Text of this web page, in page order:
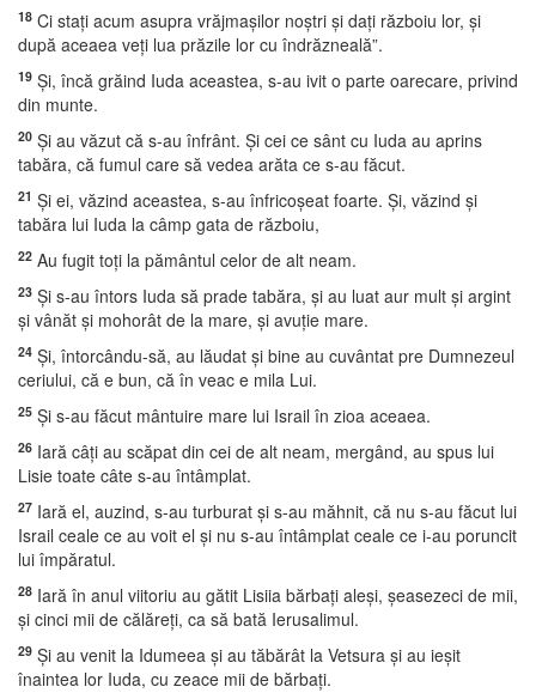
18 Ci staţi acum asupra vrăjmaşilor noştri şi daţi războiu lor, şi
după aceaea veţi lua prăzile lor cu îndrăzneală”.
19 Şi, încă grăind Iuda aceastea, s-au ivit o parte oarecare, privind
din munte.
20 Şi au văzut că s-au înfrânt. Şi cei ce sânt cu Iuda au aprins
tabăra, că fumul care să vedea arăta ce s-au făcut.
21 Şi ei, văzind aceastea, s-au înfricoşeat foarte. Şi, văzind şi
tabăra lui Iuda la câmp gata de războiu,
22 Au fugit toţi la pământul celor de alt neam.
23 Şi s-au întors Iuda să prade tabăra, şi au luat aur mult şi argint
şi vânăt şi mohorât de la mare, şi avuţie mare.
24 Şi, întorcându-să, au lăudat şi bine au cuvântat pre Dumnezeul
ceriului, că e bun, că în veac e mila Lui.
25 Şi s-au făcut mântuire mare lui Israil în zioa aceaea.
26 Iară câţi au scăpat din cei de alt neam, mergând, au spus lui
Lisie toate câte s-au întâmplat.
27 Iară el, auzind, s-au turburat şi s-au măhnit, că nu s-au făcut lui
Israil ceale ce au voit el şi nu s-au întâmplat ceale ce i-au poruncit
lui împăratul.
28 Iară în anul viitoriu au gătit Lisiia bărbaţi aleşi, şeasezeci de mii,
şi cinci mii de călăreţi, ca să bată Ierusalimul.
29 Şi au venit la Idumeea şi au tăbărât la Vetsura şi au ieşit
înaintea lor Iuda, cu zeace mii de bărbaţi.